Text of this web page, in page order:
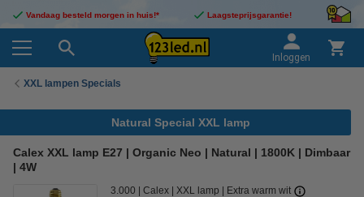
Vandaag besteld morgen in huis!* Laagsteprijsgarantie!
Inloggen
XXL lampen Specials
Natural Special XXL lamp
Calex XXL lamp E27 | Organic Neo | Natural | 1800K | Dimbaar
| 4W
3.000 Calex XXL lamp Extra warm wit